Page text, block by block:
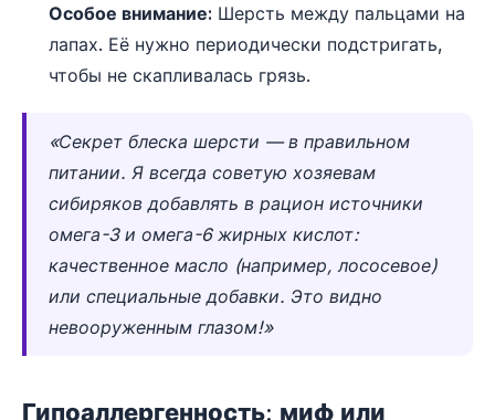
Особое внимание: Шерсть между пальцами на
лапах. Её нужно периодически подстригать,
чтобы не скапливалась грязь.
«Секрет блеска шерсти — в правильном
питании. Я всегда советую хозяевам
сибиряков добавлять в рацион источники
омега-3 и омега-6 жирных кислот:
качественное масло (например, лососевое)
или специальные добавки. Это видно
невооруженным глазом!»
Гипоаллергенность: миф или